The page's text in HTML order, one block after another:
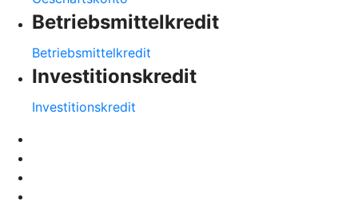
Betriebsmittelkredit
Betriebsmittelkredit
Investitionskredit
Investitionskredit